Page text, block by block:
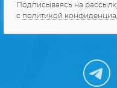
Подписываясь на
с политикой